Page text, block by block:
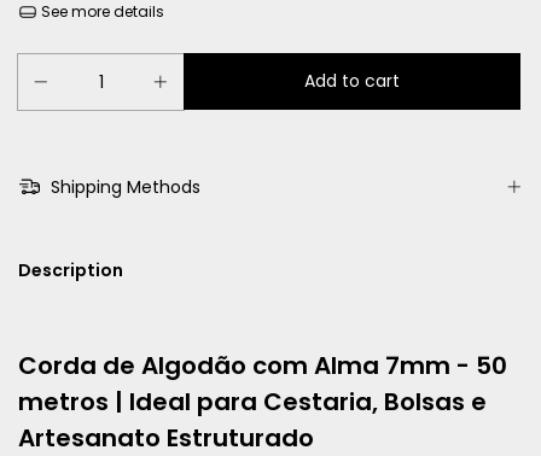
See more details
Shipping Methods
Description
Corda de Algodão com Alma 7mm - 50
metros | Ideal para Cestaria, Bolsas e
Artesanato Estruturado